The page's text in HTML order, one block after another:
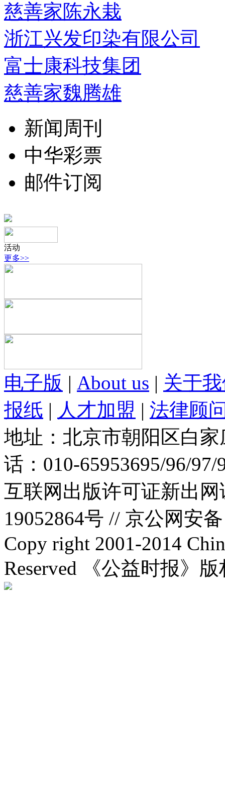
慈善家陈永栽
浙江兴发印染有限公司
富士康科技集团
慈善家魏腾雄
新闻周刊
中华彩票
邮件订阅
活动
更多>>
电子版 | About us | 关于
报纸 | 人才加盟 | 法律顾
地址：北京市朝阳区白
话：010-65953695/96/
互联网出版许可证新出
19052864号 // 京公网安
Copy right 2001-2014
Reserved 《公益时报》